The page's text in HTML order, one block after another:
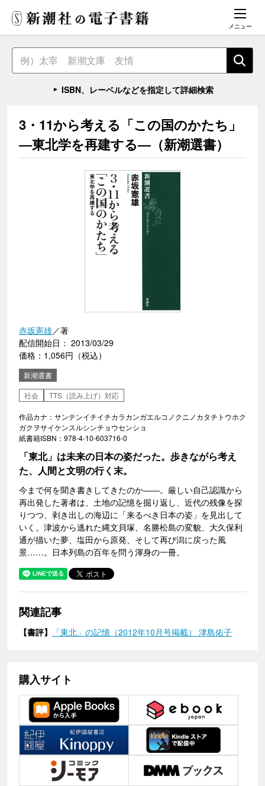
メニュー
ISBN、レーベルなどを指定して詳細検索
3・11から考える「この国のかたち」
―東北学を再建する―（新潮選書）
赤坂憲雄／著
配信開始日： 2013/03/29
価格：1,056円（税込）
新潮選書
社会
TTS（読み上げ）対応
作品カナ：サンテンイチイチカラカンガエルコノクニノカタチトウホク
ガクヲサイケンスルシンチョウセンショ
紙書籍ISBN：978-4-10-603716-0
「東北」は未来の日本の姿だった。歩きながら考え
た、人間と文明の行く末。
今まで何を聞き書きしてきたのか――。厳しい自己認識から
再出発した著者は、土地の記憶を掘り返し、近代の残像を探
りつつ、剥き出しの海辺に「来るべき日本の姿」を見出して
いく。津波から逃れた縄文貝塚、名勝松島の変貌、大久保利
通が描いた夢、塩田から原発、そして再び潟に戻った風
景……。日本列島の百年を問う渾身の一冊。
関連記事
【書評】 「東北」の記憶（2012年10月号掲載） 津島佑子
購入サイト